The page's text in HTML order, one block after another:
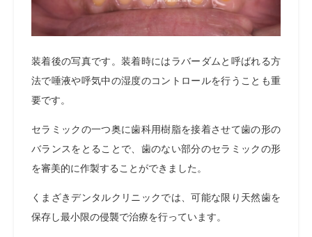
装着後の写真です。装着時にはラバーダムと呼ばれる方
法で唾液や呼気中の湿度のコントロールを行うことも重
要です。
セラミックの一つ奥に歯科用樹脂を接着させて歯の形の
バランスをとることで、歯のない部分のセラミックの形
を審美的に作製することができました。
くまざきデンタルクリニックでは、可能な限り天然歯を
保存し最小限の侵襲で治療を行っています。